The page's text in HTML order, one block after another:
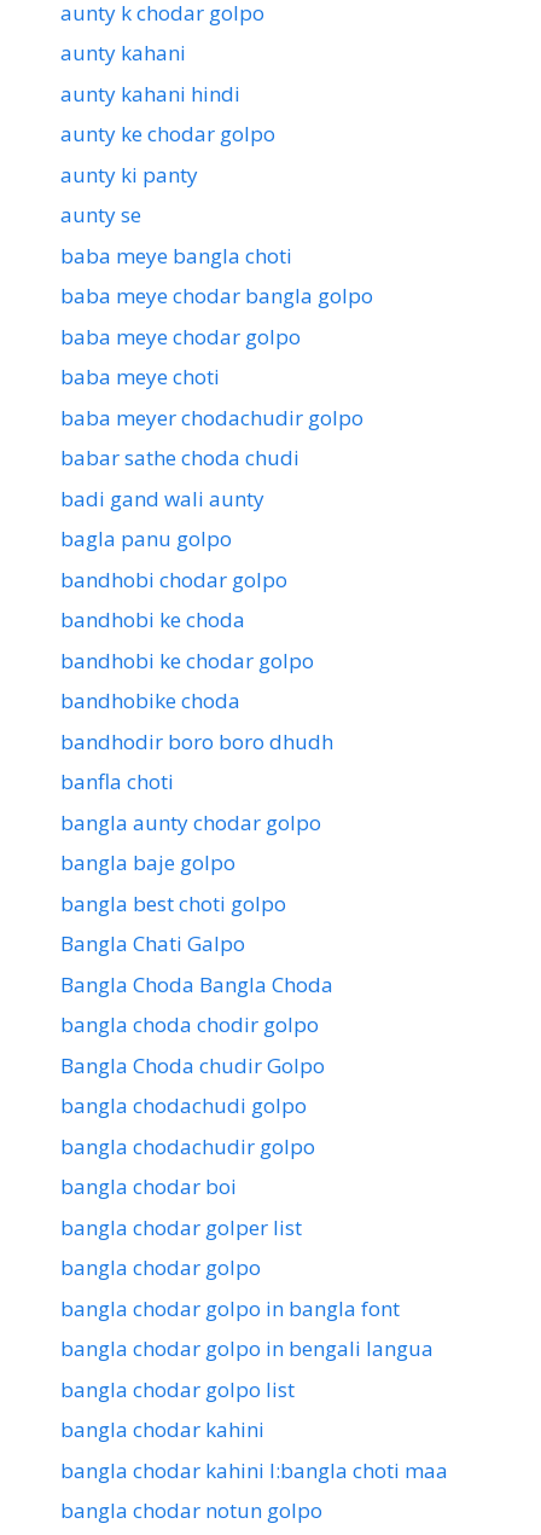
aunty k chodar golpo
aunty kahani
aunty kahani hindi
aunty ke chodar golpo
aunty ki panty
aunty se
baba meye bangla choti
baba meye chodar bangla golpo
baba meye chodar golpo
baba meye choti
baba meyer chodachudir golpo
babar sathe choda chudi
badi gand wali aunty
bagla panu golpo
bandhobi chodar golpo
bandhobi ke choda
bandhobi ke chodar golpo
bandhobike choda
bandhodir boro boro dhudh
banfla choti
bangla aunty chodar golpo
bangla baje golpo
bangla best choti golpo
Bangla Chati Galpo
Bangla Choda Bangla Choda
bangla choda chodir golpo
Bangla Choda chudir Golpo
bangla chodachudi golpo
bangla chodachudir golpo
bangla chodar boi
bangla chodar golper list
bangla chodar golpo
bangla chodar golpo in bangla font
bangla chodar golpo in bengali langua
bangla chodar golpo list
bangla chodar kahini
bangla chodar kahini l:bangla choti maa
bangla chodar notun golpo